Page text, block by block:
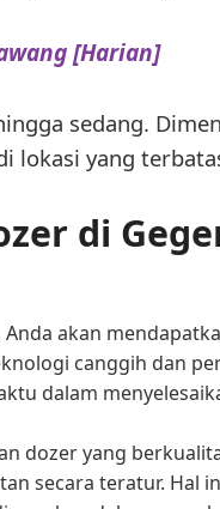
[Harian]
sedang.
lokasi yang
di
akan
canggih dan
dalam
dozer yang
secara teratur. Hal